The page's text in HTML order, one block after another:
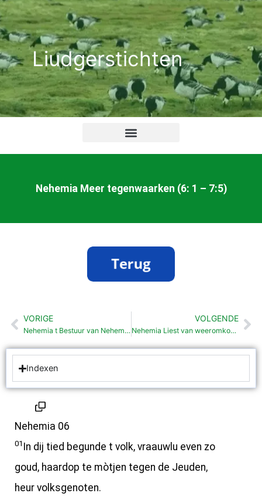
Ga
naar
de
inhoudLiudgerstichten
Nehemia Meer tegenwaarken (6: 1 – 7:5)
Vorige
VORIGE
Nehemia t Bestuur van Nehemia (5: 1-19)
VOLGENDE
Nehemia Liest van weeromkommen ballengs (7: 6-68)
Indexen
Nehemia 06
01 In dij tied begunde t volk, vraauwlu even zo
goud, haardop te mòtjen tegen de Jeuden,
heur volksgenoten.